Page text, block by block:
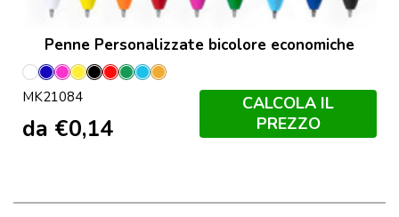
Penne Personalizzate bicolore economiche
Bianco
BluFucsia
Giallo
NeroRosso
Verde
Azzurro
Orange
MK21084
da €0,14
CALCOLA IL
PREZZO